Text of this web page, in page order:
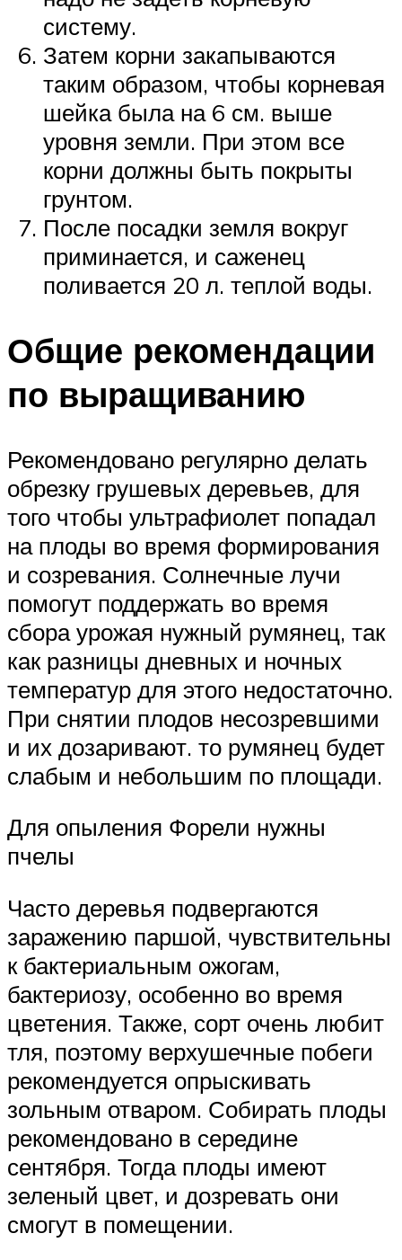
систему.
Затем корни закапываются
таким образом, чтобы корневая
шейка была на 6 см. выше
уровня земли. При этом все
корни должны быть покрыты
грунтом.
После посадки земля вокруг
приминается, и саженец
поливается 20 л. теплой воды.
Общие рекомендации
по выращиванию
Рекомендовано регулярно делать
обрезку грушевых деревьев, для
того чтобы ультрафиолет попадал
на плоды во время формирования
и созревания. Солнечные лучи
помогут поддержать во время
сбора урожая нужный румянец, так
как разницы дневных и ночных
температур для этого недостаточно.
При снятии плодов несозревшими
и их дозаривают. то румянец будет
слабым и небольшим по площади.
Для опыления Форели нужны
пчелы
Часто деревья подвергаются
заражению паршой, чувствительны
к бактериальным ожогам,
бактериозу, особенно во время
цветения. Также, сорт очень любит
тля, поэтому верхушечные побеги
рекомендуется опрыскивать
зольным отваром. Собирать плоды
рекомендовано в середине
сентября. Тогда плоды имеют
зеленый цвет, и дозревать они
смогут в помещении.